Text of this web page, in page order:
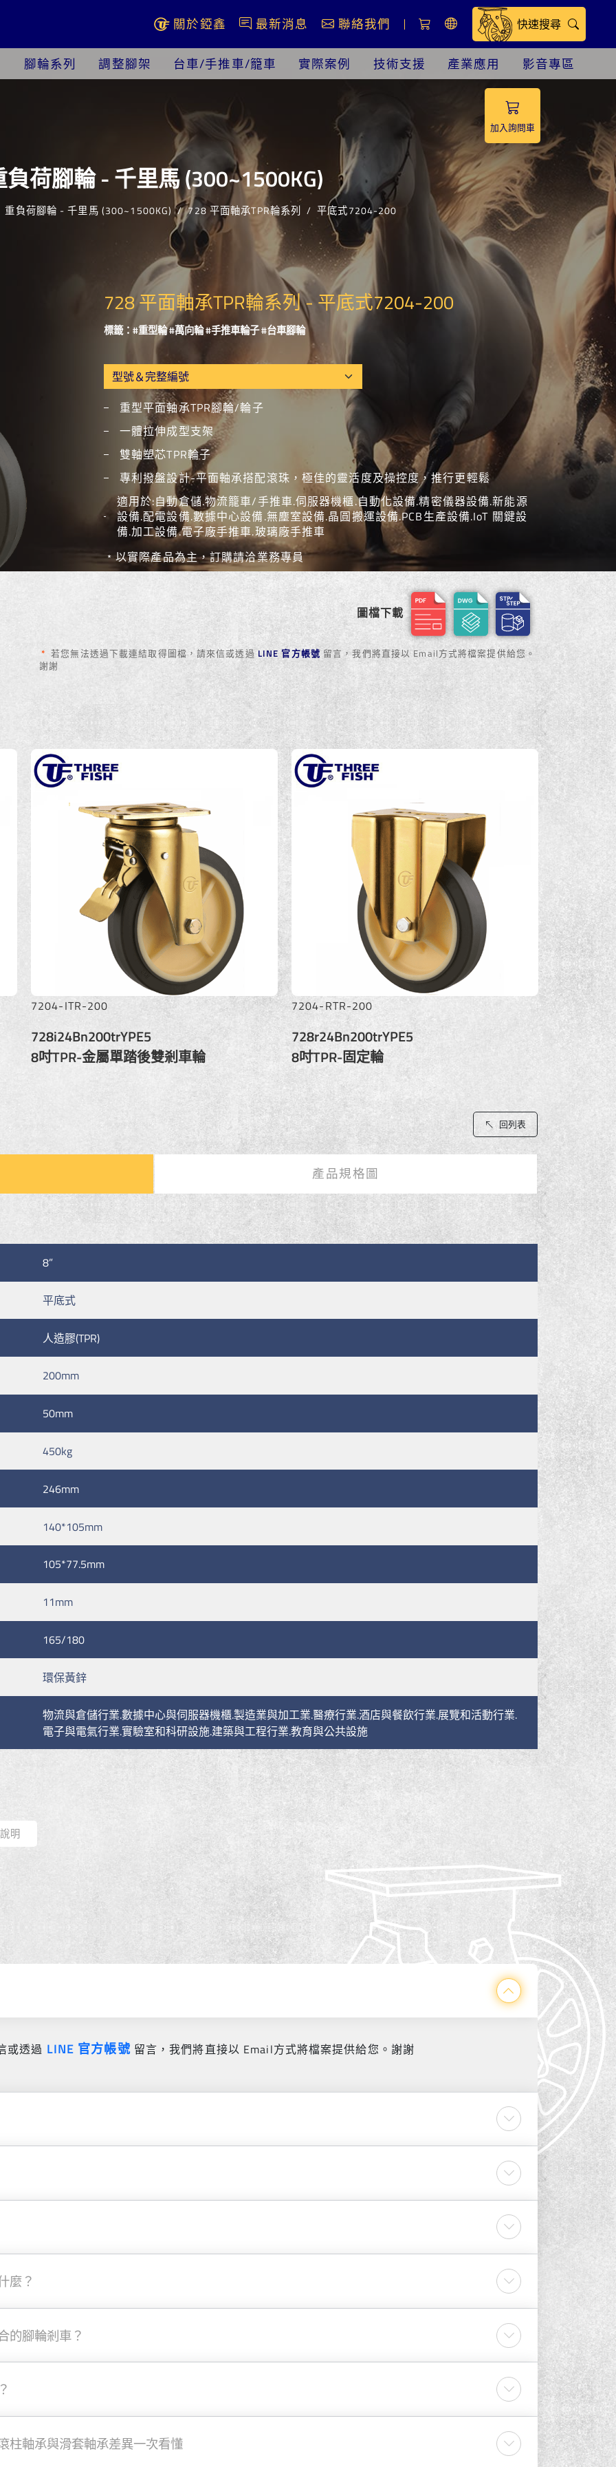
關於錏鑫 最新消息 聯絡我們 快速搜尋
腳輪系列 調整腳架 台車/手推車/籠車 實際案例 技術支援 產業應用 影音專區
負荷腳輪 - 千里馬 (300~1500KG)
重負荷腳輪 - 千里馬 (300~1500KG) 728 平面軸承TPR輪系列 平底式7204-200
加入詢問車
728 平面軸承TPR輪系列 - 平底式7204-200
標籤：#重型輪 #萬向輪 #手推車輪子 #台車腳輪
重型平面軸承TPR腳輪/輪子
一體拉伸成型支架
雙軸塑芯TPR輪子
專利撥盤設計-平面軸承搭配滾珠，極佳的靈活度及操控度，推行更輕鬆
適用於:自動倉儲.物流籠車/手推車.伺服器機櫃.自動化設備.精密儀器設備.新能源
設備.配電設備.數據中心設備.無塵室設備.晶圓搬運設備.PCB生產設備.IoT 關鍵設
備.加工設備.電子廠手推車.玻璃廠手推車
﹡以實際產品為主，訂購請洽業務專員
圖檔下載
* 若您無法透過下載連結取得圖檔，請來信或透過 LINE 官方帳號 留言，我們將直接以 Email方式將檔案提供給您。
謝謝
7204-ITR-200
728i24Bn200trYPE5
8吋TPR-金屬單踏後雙剎車輪
7204-RTR-200
728r24Bn200trYPE5
8吋TPR-固定輪
回列表
產品規格圖
8”
平底式
人造膠(TPR)
200mm
50mm
450kg
246mm
140*105mm
105*77.5mm
11mm
165/180
環保黃鋅
物流與倉儲行業.數據中心與伺服器機櫃.製造業與加工業.醫療行業.酒店與餐飲行業.展覽和活動行業.
電子與電氣行業.實驗室和科研設施.建築與工程行業.教育與公共設施
明
或透過 LINE 官方帳號 留言，我們將直接以 Email方式將檔案提供給您。謝謝
麼？
的腳輪剎車？
柱軸承與滑套軸承差異一次看懂